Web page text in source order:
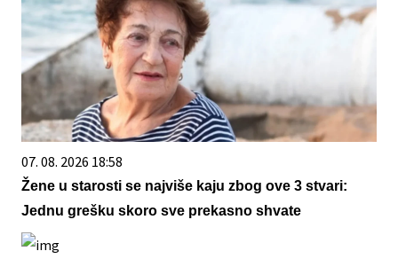
07. 08. 2026 18:58
Žene u starosti se najviše kaju zbog ove 3 stvari:
Jednu grešku skoro sve prekasno shvate